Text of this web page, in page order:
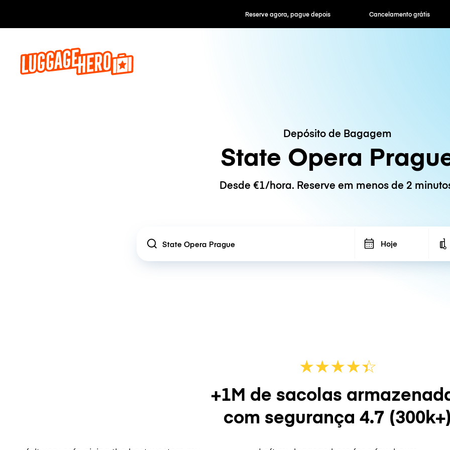
Reserve agora, pague depois Cancelamento grátis Tarifas
Depósito de Bagagem
State Opera
Desde €1/hora. Reserve em menos de 2
Location Hoje
★★★★☆
★
+1M de sacolas
com segurança 4.7 (300k+)